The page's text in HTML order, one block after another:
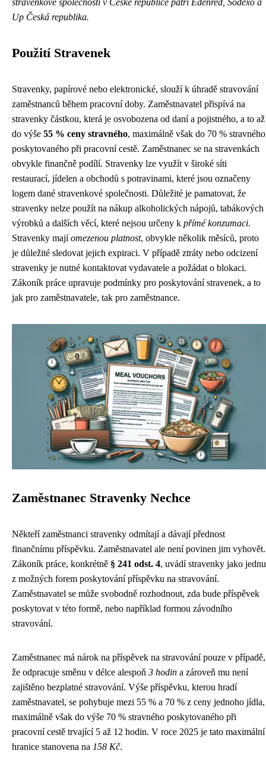
stravenkové společnosti v České republice patří Edenred, Sodexo a
Up Česká republika.
Použití Stravenek
Stravenky, papírové nebo elektronické, slouží k úhradě stravování
zaměstnanců během pracovní doby. Zaměstnavatel přispívá na
stravenky částkou, která je osvobozena od daní a pojistného, a to až
do výše 55 % ceny stravného, maximálně však do 70 % stravného
poskytovaného při pracovní cestě. Zaměstnanec se na stravenkách
obvykle finančně podílí. Stravenky lze využít v široké síti
restaurací, jídelen a obchodů s potravinami, které jsou označeny
logem dané stravenkové společnosti. Důležité je pamatovat, že
stravenky nelze použít na nákup alkoholických nápojů, tabákových
výrobků a dalších věcí, které nejsou určeny k přímé konzumaci.
Stravenky majíomezenou platnost, obvykle několik měsíců, proto
je důležité sledovat jejich expiraci. V případě ztráty nebo odcizení
stravenky je nutné kontaktovat vydavatele a požádat o blokaci.
Zákoník práce upravuje podmínky pro poskytování stravenek, a to
jak pro zaměstnavatele, tak pro zaměstnance.
Zaměstnanec Stravenky Nechce
Někteří zaměstnanci stravenky odmítají a dávají přednost
finančnímu příspěvku. Zaměstnavatel ale není povinen jim vyhovět.
Zákoník práce, konkrétně § 241 odst. 4, uvádí stravenky jako jednu
z možných forem poskytování příspěvku na stravování.
Zaměstnavatel se může svobodně rozhodnout, zda bude příspěvek
poskytovat v této formě, nebo například formou závodního
stravování.
Zaměstnanec má nárok na příspěvek na stravování pouze v případě,
že odpracuje směnu v délce alespoň 3 hodin a zároveň mu není
zajištěno bezplatné stravování. Výše příspěvku, kterou hradí
zaměstnavatel, se pohybuje mezi 55 % a 70 % z ceny jednoho jídla,
maximálně však do výše 70 % stravného poskytovaného při
pracovní cestě trvající 5 až 12 hodin. V roce 2025 je tato maximální
hranice stanovena na 158 Kč.